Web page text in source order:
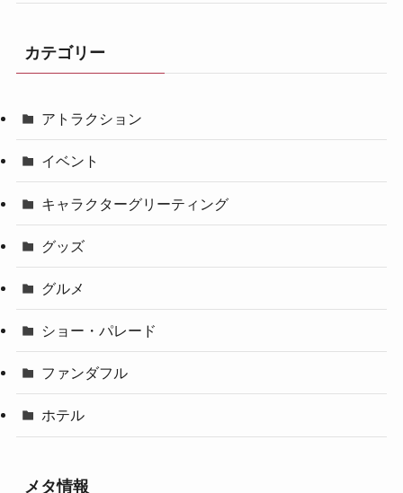
カテゴリー
アトラクション
イベント
キャラクターグリーティング
グッズ
グルメ
ショー・パレード
ファンダフル
ホテル
メタ情報